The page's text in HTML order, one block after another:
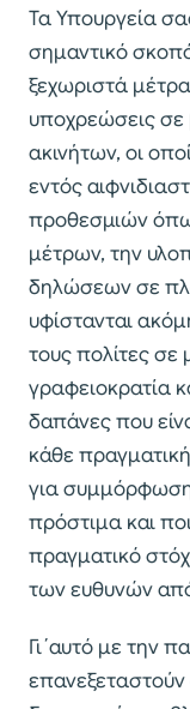
Τα Υπουργεία
σημαντικό
ξεχωριστά
υποχρεώσεις σε
ακινήτων, οι
εντός
προθεσμιών
μέτρων, την
δηλώσεων σε
υφίστανται
τους πολίτες σε
γραφειοκρατία
δαπάνες που
κάθε
για
πρόστιμα και
πραγματικό
των ευθυνών
Γι΄αυτό με την